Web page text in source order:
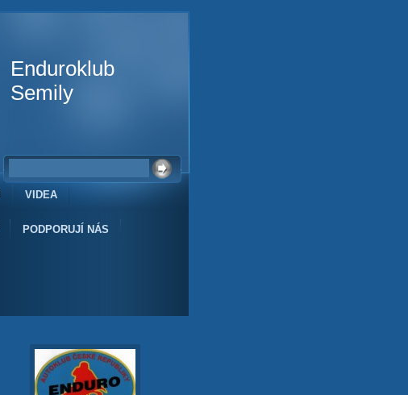
Enduroklub
Semily
VIDEA
PODPORUJÍ NÁS